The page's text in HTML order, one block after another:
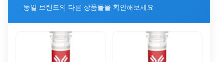
동일 브랜드의 다른 상품들을 확인해보세요